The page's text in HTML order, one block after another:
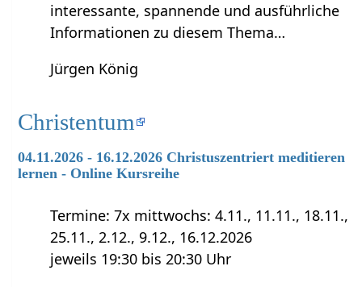
interessante, spannende und ausführliche
Informationen zu diesem Thema…
Jürgen König
Christentum
04.11.2026 - 16.12.2026 Christuszentriert meditieren
lernen - Online Kursreihe
Termine: 7x mittwochs: 4.11., 11.11., 18.11.,
25.11., 2.12., 9.12., 16.12.2026
jeweils 19:30 bis 20:30 Uhr